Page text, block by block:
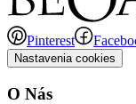
Pinterest
Nastavenia cookies
O Nás